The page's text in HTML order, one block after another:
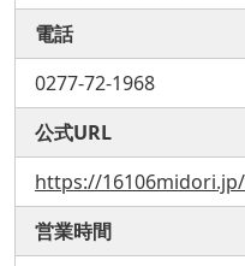
電話
0277-72-1968
公式URL
https://
営業時間